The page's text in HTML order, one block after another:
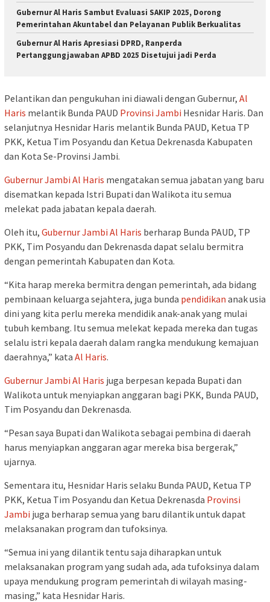
Gubernur Al Haris Sambut Evaluasi SAKIP 2025, Dorong
Pemerintahan Akuntabel dan Pelayanan Publik Berkualitas
Gubernur Al Haris Apresiasi DPRD, Ranperda
Pertanggungjawaban APBD 2025 Disetujui jadi Perda
Pelantikan dan pengukuhan ini diawali dengan Gubernur, Al
Haris melantik Bunda PAUD Provinsi Jambi Hesnidar Haris. Dan
selanjutnya Hesnidar Haris melantik Bunda PAUD, Ketua TP
PKK, Ketua Tim Posyandu dan Ketua Dekrenasda Kabupaten
dan Kota Se-Provinsi Jambi.
Gubernur Jambi Al Haris mengatakan semua jabatan yang baru
disematkan kepada Istri Bupati dan Walikota itu semua
melekat pada jabatan kepala daerah.
Oleh itu, Gubernur Jambi Al Haris berharap Bunda PAUD, TP
PKK, Tim Posyandu dan Dekrenasda dapat selalu bermitra
dengan pemerintah Kabupaten dan Kota.
“Kita harap mereka bermitra dengan pemerintah, ada bidang
pembinaan keluarga sejahtera, juga bunda pendidikan anak usia
dini yang kita perlu mereka mendidik anak-anak yang mulai
tubuh kembang. Itu semua melekat kepada mereka dan tugas
selalu istri kepala daerah dalam rangka mendukung kemajuan
daerahnya,” kata Al Haris.
Gubernur Jambi Al Haris juga berpesan kepada Bupati dan
Walikota untuk menyiapkan anggaran bagi PKK, Bunda PAUD,
Tim Posyandu dan Dekrenasda.
“Pesan saya Bupati dan Walikota sebagai pembina di daerah
harus menyiapkan anggaran agar mereka bisa bergerak,”
ujarnya.
Sementara itu, Hesnidar Haris selaku Bunda PAUD, Ketua TP
PKK, Ketua Tim Posyandu dan Ketua Dekrenasda Provinsi
Jambi juga berharap semua yang baru dilantik untuk dapat
melaksanakan program dan tufoksinya.
“Semua ini yang dilantik tentu saja diharapkan untuk
melaksanakan program yang sudah ada, ada tufoksinya dalam
upaya mendukung program pemerintah di wilayah masing-
masing,” kata Hesnidar Haris.